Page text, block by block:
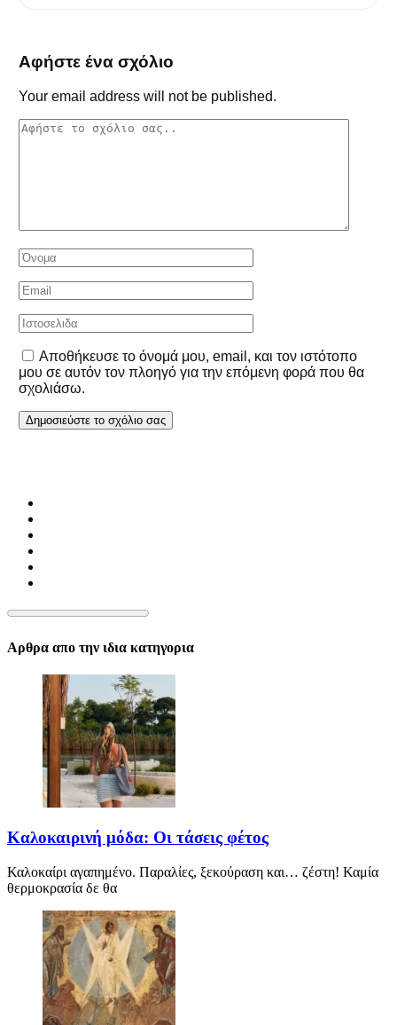
Αφήστε ένα σχόλιο
Your email address will not be published.
Αποθήκευσε το όνομά μου, email, και τον ιστότοπο
μου σε αυτόν τον πλοηγό για την επόμενη φορά που θα
σχολιάσω.
Αρθρα απο την ιδια κατηγορια
Καλοκαιρινή μόδα: Οι τάσεις φέτος
Καλοκαίρι αγαπημένο. Παραλίες, ξεκούραση και… ζέστη! Καμία
θερμοκρασία δε θα